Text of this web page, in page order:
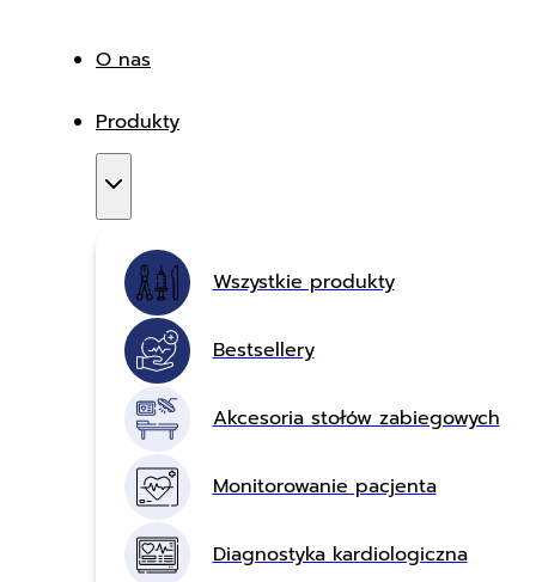
O nas
Produkty
Wszystkie produkty
Bestsellery
Akcesoria stołów zabiegowych
Monitorowanie pacjenta
Diagnostyka kardiologiczna